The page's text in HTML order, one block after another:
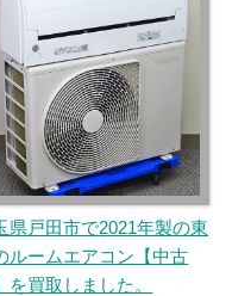
県戸田市で2021年製の東
ルームエアコン【中古
を買取しました。